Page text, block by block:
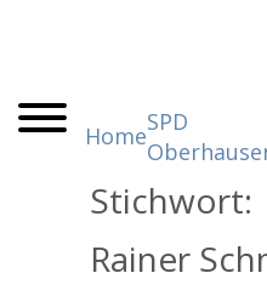
Home
SPD
Stichwort:
Rainer